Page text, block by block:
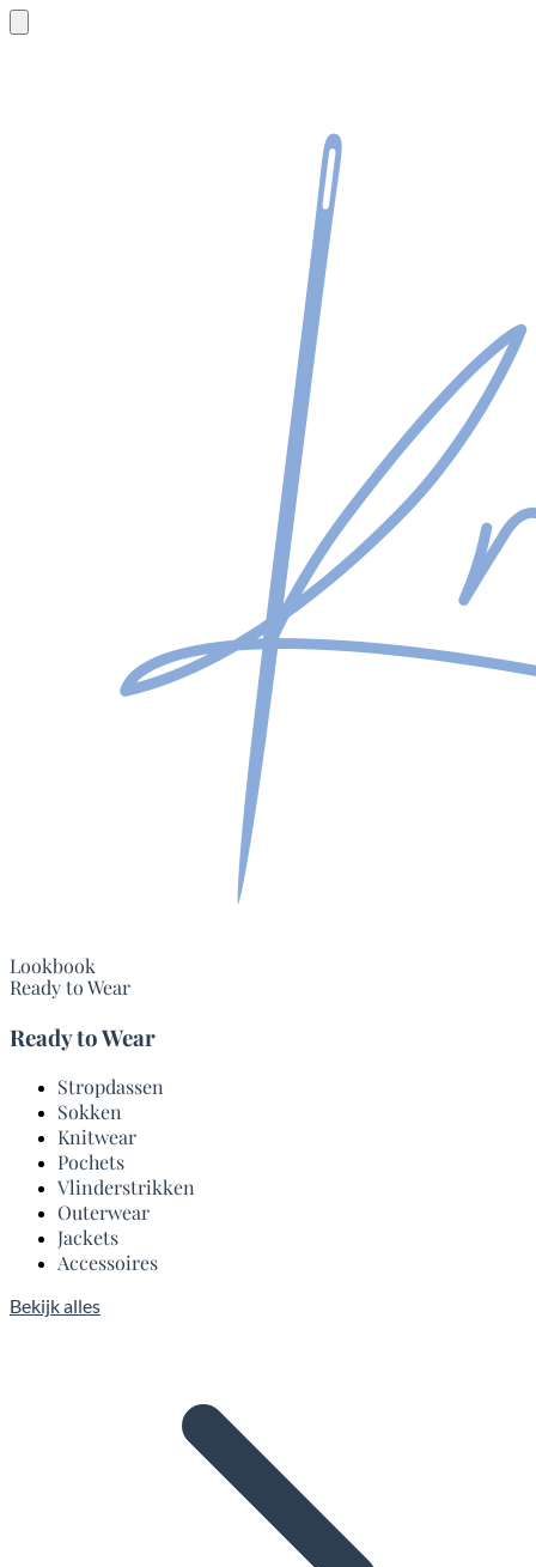
Lookbook
Ready to Wear
Ready to Wear
Stropdassen
Sokken
Knitwear
Pochets
Vlinderstrikken
Outerwear
Jackets
Accessoires
Bekijk alles